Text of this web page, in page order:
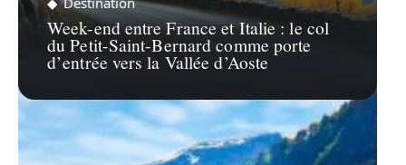
Week-end entre France et Italie : le col
du Petit-Saint-Bernard comme porte
d’entrée vers la Vallée d’Aoste